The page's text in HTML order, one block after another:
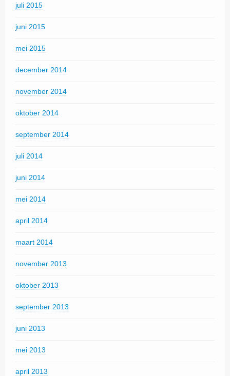
juli 2015
juni 2015
mei 2015
december 2014
november 2014
oktober 2014
september 2014
juli 2014
juni 2014
mei 2014
april 2014
maart 2014
november 2013
oktober 2013
september 2013
juni 2013
mei 2013
april 2013